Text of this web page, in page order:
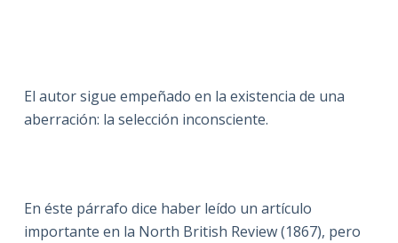
El autor sigue empeñado en la existencia de una
aberración: la selección inconsciente.
En éste párrafo dice haber leído un artículo
importante en la North British Review (1867), pero